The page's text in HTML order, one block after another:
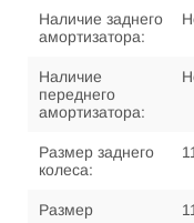
Наличие заднего
амортизатора:
Наличие
переднего
амортизатора:
Размер заднего
колеса:
Размер